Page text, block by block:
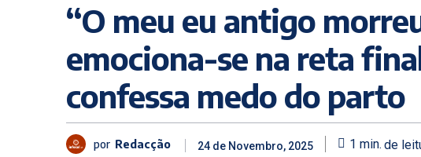
“O meu eu antigo
emociona-se na reta
confessa medo do parto
por Redacção 24 de Novembro, 2025 1 min. de